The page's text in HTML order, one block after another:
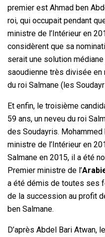
premier est Ahmad ben
roi, qui occupait pendant
ministre de l’Intérieur en
considèrent que sa
serait une solution
saoudienne très divisée en
du roi Salmane (les
Et enfin, le troisième
59 ans, un neveu du roi
des Soudayris.
ministre de l’Intérieur en
Salmane en 2015, il a été
Premier ministre de l’
a été démis de toutes ses
de la succession au profit
ben Salmane.
D’après Abdel Bari Atwan,